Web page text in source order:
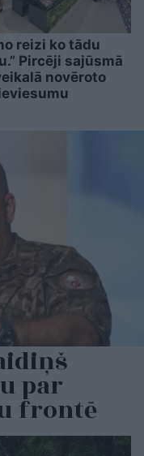
reizi ko tādu
Pircēji sajūsmā
novēroto
par
frontē